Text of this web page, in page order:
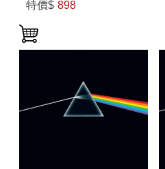
特價$ 898